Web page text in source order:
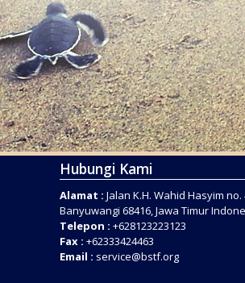
Hubungi Kami
Alamat : Jalan K.H. Wahid Hasyim no.
Banyuwangi 68416, Jawa Timur
Telepon : +628123223123
Fax : +62333424463
Email : service@bstf.org